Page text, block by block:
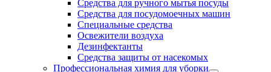
Средства для ручного мытья посуды
Средства для посудомоечных машин
Специальные средства
Освежители воздуха
Дезинфектанты
Средства защиты от насекомых
Профессиональная химия для уборки